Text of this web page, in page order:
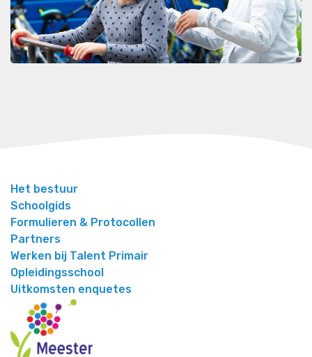
Het bestuur
Schoolgids
Formulieren & Protocollen
Partners
Werken bij Talent Primair
Opleidingsschool
Uitkomsten enquetes